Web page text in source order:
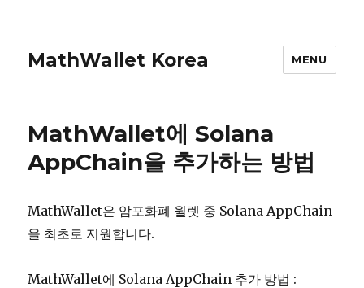
MathWallet Korea MENU
MathWallet에 Solana
AppChain을 추가하는 방법
MathWallet은 암포화폐 월렛 중 Solana AppChain
을 최초로 지원합니다.
MathWallet에 Solana AppChain 추가 방법 :